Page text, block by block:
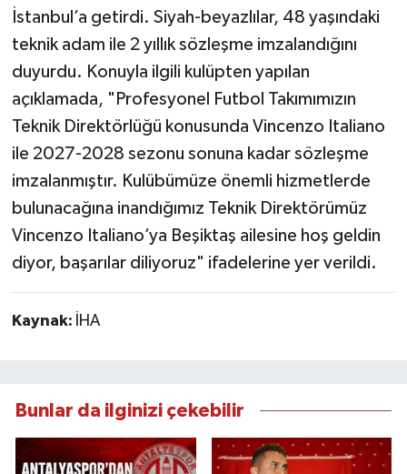
İstanbul’a getirdi. Siyah-beyazlılar, 48 yaşındaki
teknik adam ile 2 yıllık sözleşme imzalandığını
duyurdu. Konuyla ilgili kulüpten yapılan
açıklamada, "Profesyonel Futbol Takımımızın
Teknik Direktörlüğü konusunda Vincenzo Italiano
ile 2027-2028 sezonu sonuna kadar sözleşme
imzalanmıştır. Kulübümüze önemli hizmetlerde
bulunacağına inandığımız Teknik Direktörümüz
Vincenzo Italiano’ya Beşiktaş ailesine hoş geldin
diyor, başarılar diliyoruz" ifadelerine yer verildi.
Kaynak: İHA
Bunlar da ilginizi çekebilir
RESMİ İLAN